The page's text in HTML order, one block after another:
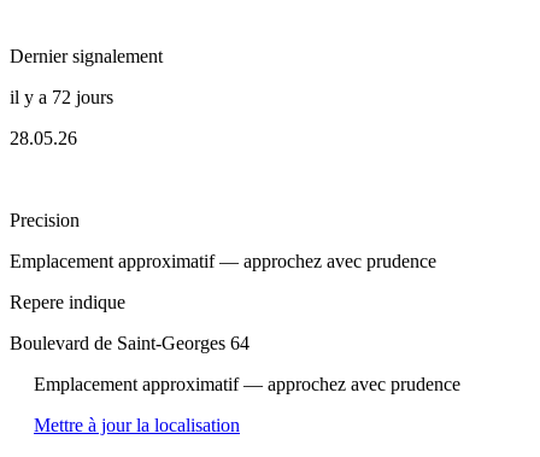
Dernier signalement
il y a 72 jours
28.05.26
Precision
Emplacement approximatif — approchez avec prudence
Repere indique
Boulevard de Saint-Georges 64
Emplacement approximatif — approchez avec prudence
Mettre à jour la localisation